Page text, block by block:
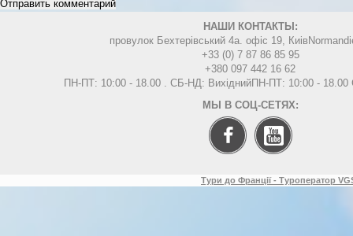
НАШИ КОНТАКТЫ:
провулок Бехтерівський 4а. офіс 19, Киів
+33 (0) 7 87 86 85 95
+380 097 442 16 62
ПН-ПТ: 10:00 - 18.00 . СБ-НД: ВихіднийПН-ПТ: 10:00 -
МЫ В СОЦ-СЕТЯХ:
Тури до Франції - Туроператор